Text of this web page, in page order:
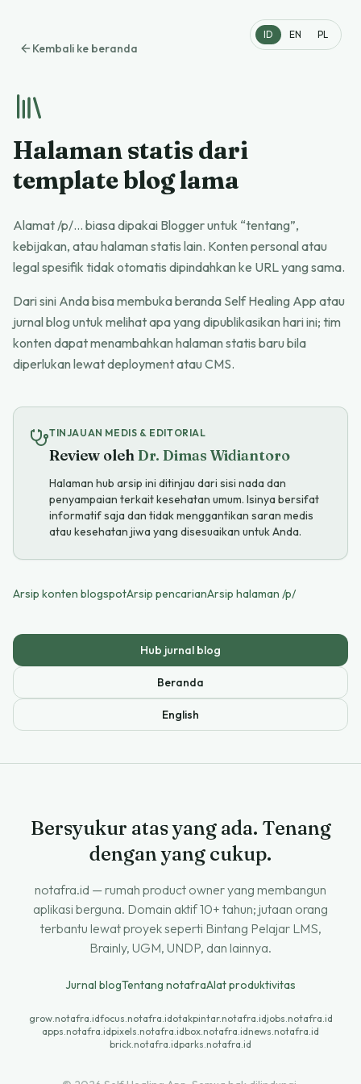
ID EN PL
Kembali ke beranda
Halaman statis dari
template blog lama
Alamat /p/… biasa dipakai Blogger untuk “tentang”,
kebijakan, atau halaman statis lain. Konten personal atau
legal spesifik tidak otomatis dipindahkan ke URL yang sama.
Dari sini Anda bisa membuka beranda Self Healing App atau
jurnal blog untuk melihat apa yang dipublikasikan hari ini; tim
konten dapat menambahkan halaman statis baru bila
diperlukan lewat deployment atau CMS.
TINJAUAN MEDIS & EDITORIAL
Review olehDr. Dimas Widiantoro
Halaman hub arsip ini ditinjau dari sisi nada dan
penyampaian terkait kesehatan umum. Isinya bersifat
informatif saja dan tidak menggantikan saran medis
atau kesehatan jiwa yang disesuaikan untuk Anda.
Arsip konten blogspotArsip pencarianArsip halaman /p/
Hub jurnal blog
Beranda
English
Bersyukur atas yang ada. Tenang
dengan yang cukup.
notafra.id — rumah product owner yang membangun
aplikasi berguna. Domain aktif 10+ tahun; jutaan orang
terbantu lewat proyek seperti Bintang Pelajar LMS,
Brainly, UGM, UNDP, dan lainnya.
Jurnal blogTentang notafraAlat produktivitas
grow.notafra.idfocus.notafra.idotakpintar.notafra.idjobs.notafra.id
apps.notafra.idpixels.notafra.idbox.notafra.idnews.notafra.id
brick.notafra.idparks.notafra.id